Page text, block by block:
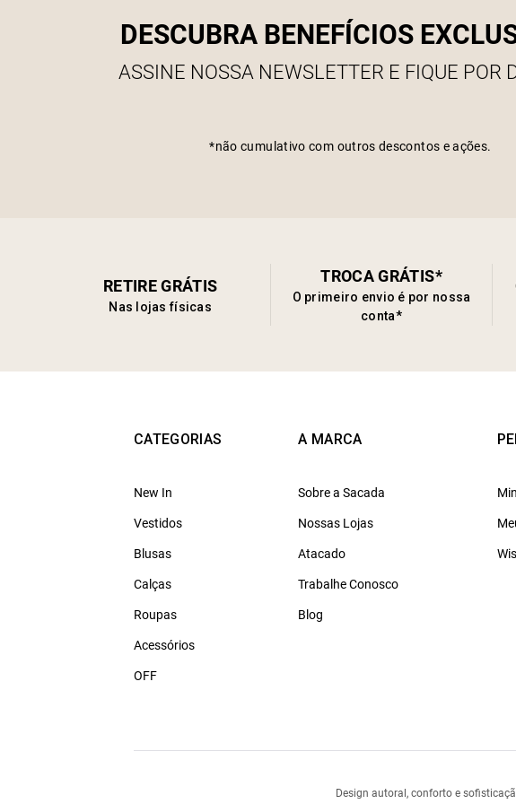
DESCUBRA BENEFÍCIOS
ASSINE NOSSA NEWSLETTER E FIQUE POR
*não cumulativo com outros descontos e ações.
RETIRE GRÁTIS
Nas lojas físicas
TROCA GRÁTIS*
O primeiro envio é por nossa
conta*
CATEGORIAS
New In
Vestidos
Blusas
Calças
Roupas
Acessórios
OFF
A MARCA
Sobre a Sacada
Nossas Lojas
Atacado
Trabalhe Conosco
Blog
Design autoral, conforto e